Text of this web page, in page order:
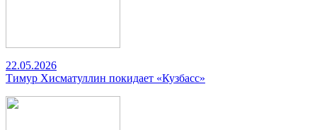
22.05.2026
Тимур Хисматуллин покидает «Кузбасс»